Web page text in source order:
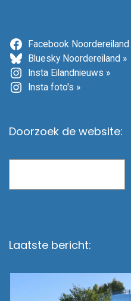
Facebook Noordereiland
Bluesky Noordereiland »
Insta Eilandnieuws »
Insta foto's »
Doorzoek de website:
Laatste bericht: